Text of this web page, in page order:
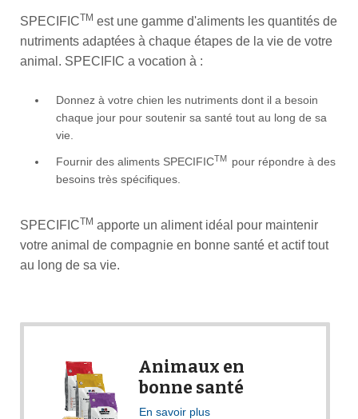
SPECIFICTM est une gamme d'aliments les quantités de
nutriments adaptées à chaque étapes de la vie de votre
animal. SPECIFIC a vocation à :
Donnez à votre chien les nutriments dont il a besoin
chaque jour pour soutenir sa santé tout au long de sa
vie.
Fournir des aliments SPECIFICTM pour répondre à des
besoins très spécifiques.
SPECIFICTM apporte un aliment idéal pour maintenir
votre animal de compagnie en bonne santé et actif tout
au long de sa vie.
Animaux en
bonne santé
En savoir plus